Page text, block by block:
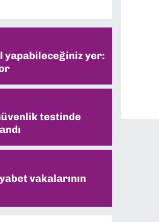
yapabileceğiniz yer:
testinde
vakalarının